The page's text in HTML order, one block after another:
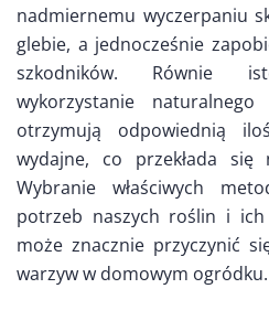
nadmiernemu wyczerpaniu
glebie, a jednocześnie
szkodników. Równie
wykorzystanie
otrzymują odpowiednią
wydajne, co przekłada się
Wybranie właściwych
potrzeb naszych roślin i ich
może znacznie przyczynić
warzyw w domowym ogródku.